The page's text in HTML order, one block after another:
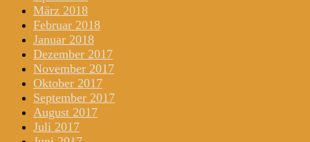
März 2018
Februar 2018
Januar 2018
Dezember 2017
November 2017
Oktober 2017
September 2017
August 2017
Juli 2017